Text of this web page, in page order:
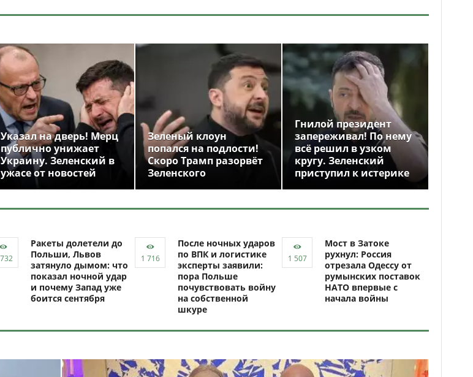
Указал на дверь! Мерц
публично унижает
Украину. Зеленский в
ужасе от новостей
Зеленый клоун
попался на подлости!
Скоро Трамп разорвёт
Зеленского
Гнилой президент
запереживал! По нему
всё решил в узком
кругу. Зеленский
приступил к истерике
Ракеты долетели до
Польши, Львов
затянуло дымом: что
показал ночной удар
и почему Запад уже
боится сентября
После ночных ударов
по ВПК и логистике
эксперты заявили:
пора Польше
почувствовать войну
на собственной
шкуре
Мост в Затоке
рухнул: Россия
отрезала Одессу от
румынских поставок
НАТО впервые с
начала войны